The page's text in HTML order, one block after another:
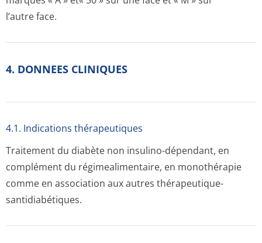
l’autre face.
4. DONNEES CLINIQUES
4.1. Indications thérapeutiques
Traitement du diabète non insulino-dépendant, en
complément du régimealimentaire, en monothérapie
comme en association aux autres thérapeutique­
santidiabétiqu­es.